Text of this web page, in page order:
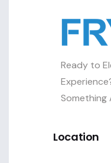
Ready to
Something
Location